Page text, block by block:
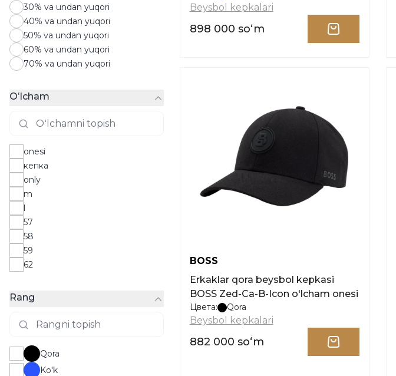
30% va undan yuqori
40% va undan yuqori
50% va undan yuqori
60% va undan yuqori
70% va undan yuqori
Oʻlcham
onesi
кепка
only
m
l
57
58
59
62
Rang
Qora
Ko'k
Beysbol kepkalari
898 000 soʻm
BOSS
Erkaklar qora beysbol kepkasi
BOSS Zed-Ca-B-Icon o'lcham onesi
Цвета: Qora
Beysbol kepkalari
882 000 soʻm